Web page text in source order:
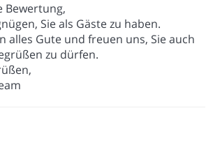
Bewertung,
Sie als Gäste zu haben.
alles Gute und freuen uns, Sie auch
zu dürfen.